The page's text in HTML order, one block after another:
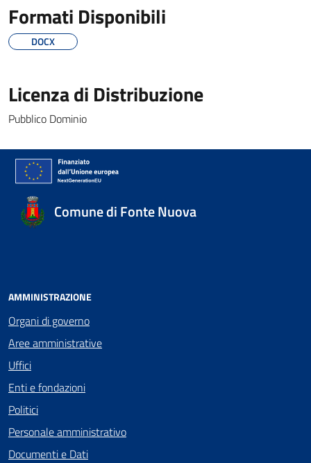
Formati Disponibili
DOCX
Licenza di Distribuzione
Pubblico Dominio
Comune di Fonte Nuova
AMMINISTRAZIONE
Organi di governo
Aree amministrative
Uffici
Enti e fondazioni
Politici
Personale amministrativo
Documenti e Dati